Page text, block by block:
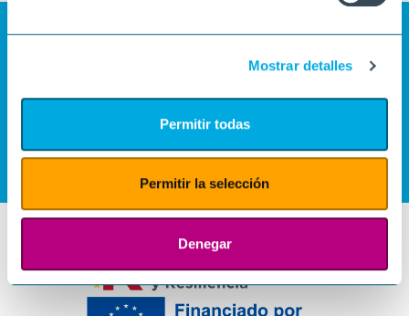
Mostrar detalles
Permitir todas
Permitir la selección
Denegar